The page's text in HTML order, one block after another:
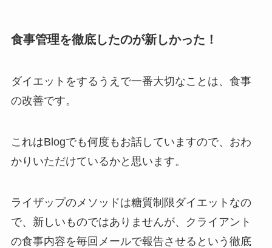
食事管理を徹底したのが新しかった！
ダイエットをするうえで一番大切なことは、食事
の改善です。
これはBlogでも何度もお話していますので、おわ
かりいただけているかと思います。
ライザップのメソッドは糖質制限ダイエットなの
で、新しいものではありませんが、クライアント
の食事内容を毎回メールで報告させるという徹底